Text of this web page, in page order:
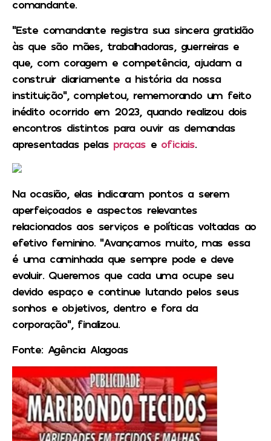
comandante.
“Este comandante registra sua sincera gratidão
às que são mães, trabalhadoras, guerreiras e
que, com coragem e competência, ajudam a
construir diariamente a história da nossa
instituição”, completou, rememorando um feito
inédito ocorrido em 2023, quando realizou dois
encontros distintos para ouvir as demandas
apresentadas pelas praças e oficiais.
Na ocasião, elas indicaram pontos a serem
aperfeiçoados e aspectos relevantes
relacionados aos serviços e políticas voltadas ao
efetivo feminino. “Avançamos muito, mas essa
é uma caminhada que sempre pode e deve
evoluir. Queremos que cada uma ocupe seu
devido espaço e continue lutando pelos seus
sonhos e objetivos, dentro e fora da
corporação”, finalizou.
Fonte: Agência Alagoas